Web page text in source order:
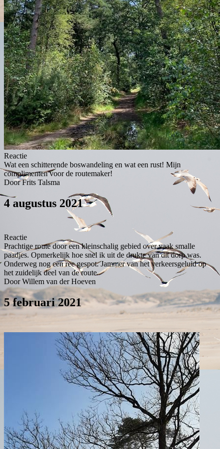
Reactie
Wat een schitterende boswandeling en wat een rust! Mijn
complimenten voor de routemaker!
Door Frits Talsma
4 augustus 2021
Reactie
Prachtige route door een kleinschalig gebied over vaak smalle
paadjes. Opmerkelijk hoe snel ik uit de drukte van dit dorp was.
Onderweg nog een ree gespot. Jammer van het verkeersgeluid op
het zuidelijk deel van de route.
Door Willem van der Hoeven
5 februari 2021